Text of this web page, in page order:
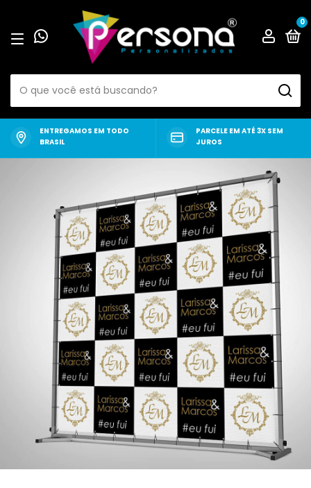
0
ENTREGAMOS EM TODO
BRASIL
PARCELE EM ATÉ 3X SEM
JUROS